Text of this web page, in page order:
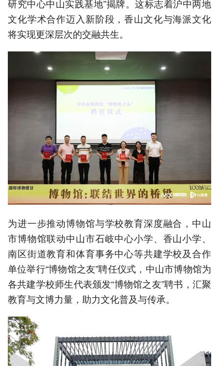
研究中心中山实践基地”揭牌。这标志着沪中两地
文化学术合作迈入新阶段，香山文化与海派文化
将实现更深层次的交融共生。
为进一步推动博物馆与学校教育深度融合，中山
市博物馆联动中山市石岐中心小学、香山小学、
南区街道教育和体育事务中心等共建学校及合作
单位举行“博物馆之友”聘任仪式，中山市博物馆为
各共建学校师生代表颁发“博物馆之友”聘书，汇聚
教育与文博力量，助力文化普及与传承。